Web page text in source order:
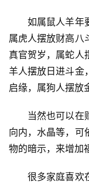
如属鼠人羊年要
属虎人摆放财高八
真官贺岁，属蛇人
羊人摆放日进斗金
启缘，属狗人摆放
当然也可以在财
向内，水晶等，可
物的暗示，来增加
很多家庭喜欢在